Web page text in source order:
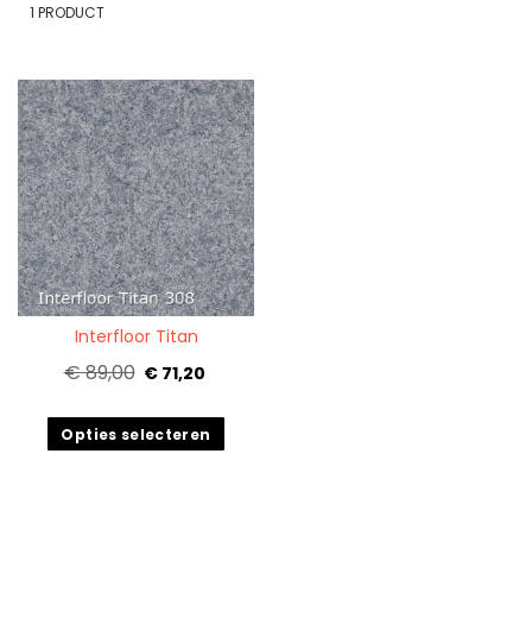
1 PRODUCT
Interfloor Titan
€ 89,00 € 71,20
Quickview
Opties selecteren